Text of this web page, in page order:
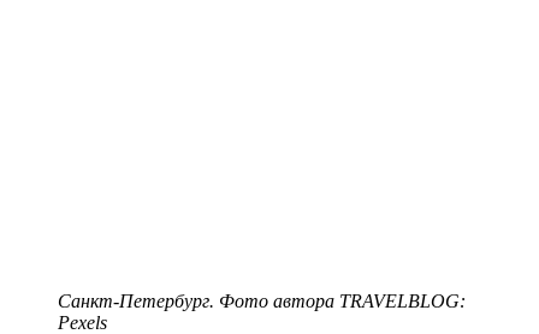
Санкт-Петербург. Фото автора TRAVELBLOG:
Pexels